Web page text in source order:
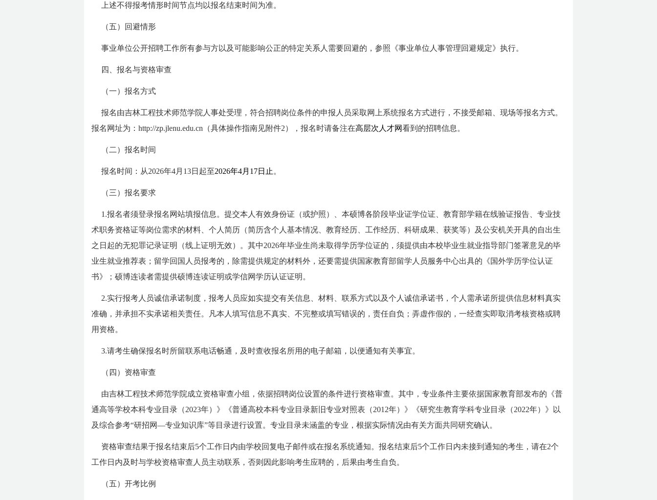
上述不得报考情形时间节点均以报名结束时间为准。
（五）回避情形
事业单位公开招聘工作所有参与方以及可能影响公正的特定关系人需要回避的，参照《事业单位人事管理回避规定》执行。
四、报名与资格审查
（一）报名方式
报名由吉林工程技术师范学院人事处受理，符合招聘岗位条件的申报人员采取网上系统报名方式进行，不接受邮箱、现场等报名方式。
报名网址为：http://zp.jlenu.edu.cn （具体操作指南见附件2），报名时请备注在高层次人才网看到的招聘信息。
（二）报名时间
报名时间：从2026年4月13日起至2026年4月17日止 。
（三）报名要求
1.报名者须登录报名网站填报信息。提交本人有效身份证（或护照）、本硕博各阶段毕业证学位证、教育部学籍在线验证报告、专业技
术职务资格证等岗位需求的材料、个人简历（简历含个人基本情况、教育经历、工作经历、科研成果、获奖等）及公安机关开具的自出生
之日起的无犯罪记录证明（线上证明无效）。其中2026年毕业生尚未取得学历学位证的，须提供由本校毕业生就业指导部门签署意见的毕
业生就业推荐表；留学回国人员报考的，除需提供规定的材料外，还要需提供国家教育部留学人员服务中心出具的《国外学历学位认证
书》；硕博连读者需提供硕博连读证明或学信网学历认证证明。
2.实行报考人员诚信承诺制度，报考人员应如实提交有关信息、材料、联系方式以及个人诚信承诺书，个人需承诺所提供信息材料真实
准确，并承担不实承诺相关责任。凡本人填写信息不真实、不完整或填写错误的，责任自负；弄虚作假的，一经查实即取消考核资格或聘
用资格。
3.请考生确保报名时所留联系电话畅通，及时查收报名所用的电子邮箱，以便通知有关事宜。
（四）资格审查
由吉林工程技术师范学院成立资格审查小组，依据招聘岗位设置的条件进行资格审查。其中，专业条件主要依据国家教育部发布的《普
通高等学校本科专业目录（2023年）》《普通高校本科专业目录新旧专业对照表（2012年）》《研究生教育学科专业目录（2022年）》以
及综合参考“研招网—专业知识库”等目录进行设置。专业目录未涵盖的专业，根据实际情况由有关方面共同研究确认。
资格审查结果于报名结束后5个工作日内由学校回复电子邮件或在报名系统通知。报名结束后5个工作日内未接到通知的考生，请在2个
工作日内及时与学校资格审查人员主动联系，否则因此影响考生应聘的，后果由考生自负。
（五）开考比例